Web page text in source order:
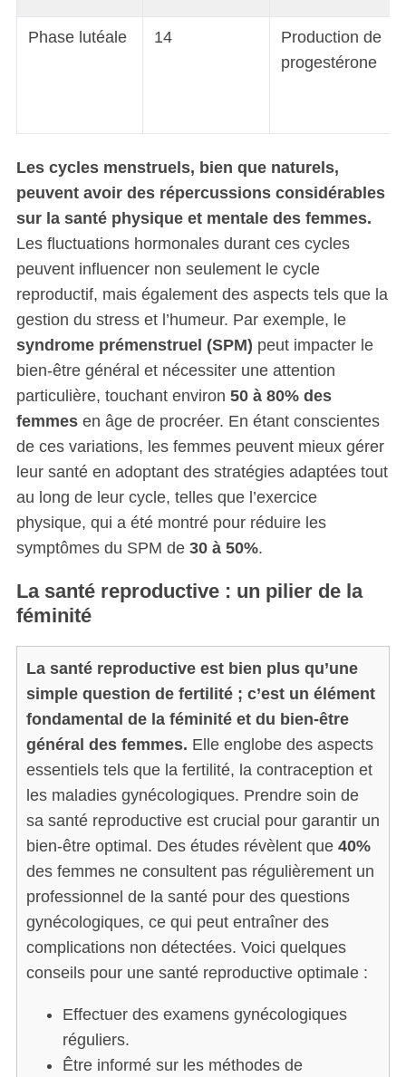
Phase lutéale 14
Production de
progestérone
Les cycles menstruels, bien que naturels,
peuvent avoir des répercussions considérables
sur la santé physique et mentale des femmes.
Les fluctuations hormonales durant ces cycles
peuvent influencer non seulement le cycle
reproductif, mais également des aspects tels que la
gestion du stress et l’humeur. Par exemple, le
syndrome prémenstruel (SPM) peut impacter le
bien-être général et nécessiter une attention
particulière, touchant environ 50 à 80% des
femmesen âge de procréer. En étant conscientes
de ces variations, les femmes peuvent mieux gérer
leur santé en adoptant des stratégies adaptées tout
au long de leur cycle, telles que l’exercice
physique, qui a été montré pour réduire les
symptômes du SPM de 30 à 50%.
La santé reproductive : un pilier de la
féminité
La santé reproductive est bien plus qu’une
simple question de fertilité ; c’est un élément
fondamental de la féminité et du bien-être
général des femmes. Elle englobe des aspects
essentiels tels que la fertilité, la contraception et
les maladies gynécologiques. Prendre soin de
sa santé reproductive est crucial pour garantir un
bien-être optimal. Des études révèlent que 40%
des femmes ne consultent pas régulièrement un
professionnel de la santé pour des questions
gynécologiques, ce qui peut entraîner des
complications non détectées. Voici quelques
conseils pour une santé reproductive optimale :
Effectuer des examens gynécologiques
réguliers.
Être informé sur les méthodes de